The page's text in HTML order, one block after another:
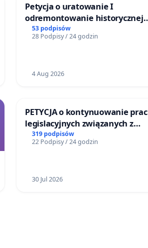
Petycja o uratowanie I
odremontowanie historycznej
Lokomotywy sm42-914
53 podpisów
28 Podpisy / 24 godzin
4 Aug 2026
PETYCJA o kontynuowanie prac
legislacyjnych związanych z
reformą prawa rodzinnego
319 podpisów
22 Podpisy / 24 godzin
30 Jul 2026